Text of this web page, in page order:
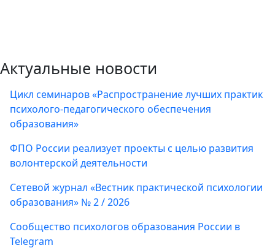
Актуальные новости
Цикл семинаров «Распространение лучших практик
психолого-педагогического обеспечения
образования»
ФПО России реализует проекты с целью развития
волонтерской деятельности
Сетевой журнал «Вестник практической психологии
образования» № 2 / 2026
Сообщество психологов образования России в
Telegram